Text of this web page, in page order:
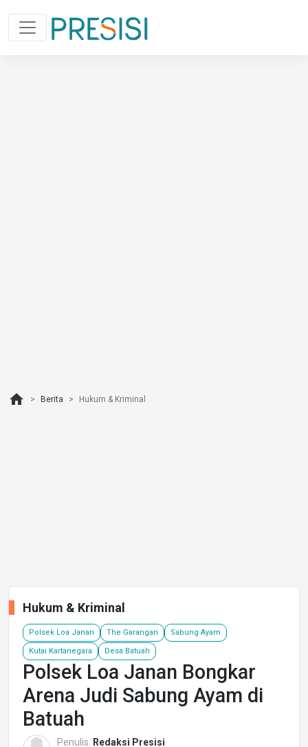
home Berita Hukum & Kriminal
Hukum & Kriminal
Polsek Loa Janan The Garangan Sabung Ayam
Kutai Kartanegara Desa Batuah
Polsek Loa Janan Bongkar
Arena Judi Sabung Ayam di
Batuah
Penulis: Redaksi Presisi